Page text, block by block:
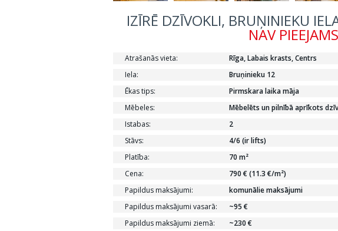
IZĪRĒ DZĪVOKLI, BRUŅINIEKU
NAV
Atrašanās vieta:
Rīga, Labais krasts, Centrs
Iela:
Bruņinieku 12
Ēkas tips:
Pirmskara laika māja
Mēbeles:
Mēbelēts un pilnībā aprīkots
Istabas:
2
Stāvs:
4/6 (ir lifts)
Platība:
70 m²
Cena:
790 € (11.3 €/m²)
Papildus maksājumi:
komunālie maksājumi
Papildus maksājumi vasarā:
~95 €
Papildus maksājumi ziemā:
~230 €